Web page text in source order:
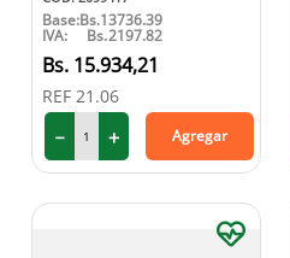
Base:Bs.13736.39
IVA: Bs.2197.82
15.934,21
REF 21.06
＋
－ Agregar